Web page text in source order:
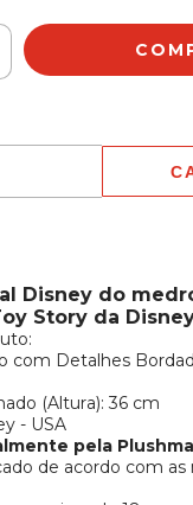
Disney do
Story da
com Detalhes
(Altura): 36 cm
- USA
pela
de acordo com as